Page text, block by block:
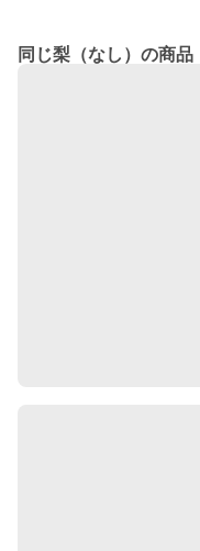
同じ梨（なし）の商品